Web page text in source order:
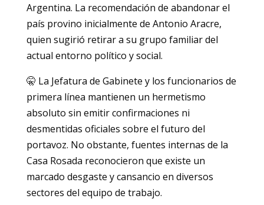
Argentina. La recomendación de abandonar el
país provino inicialmente de Antonio Aracre,
quien sugirió retirar a su grupo familiar del
actual entorno político y social.
🤫 La Jefatura de Gabinete y los funcionarios de
primera línea mantienen un hermetismo
absoluto sin emitir confirmaciones ni
desmentidas oficiales sobre el futuro del
portavoz. No obstante, fuentes internas de la
Casa Rosada reconocieron que existe un
marcado desgaste y cansancio en diversos
sectores del equipo de trabajo.